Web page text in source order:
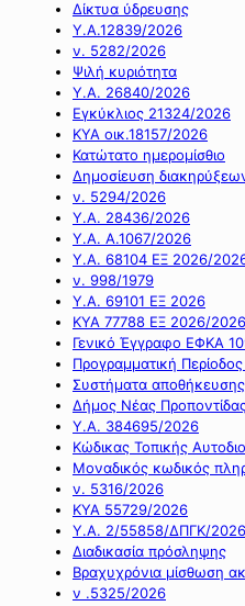
Δίκτυα ύδρευσης
Υ.Α.12839/2026
ν. 5282/2026
Ψιλή κυριότητα
Υ.Α. 26840/2026
Εγκύκλιος 21324/2026
ΚΥΑ οικ.18157/2026
Κατώτατο ημερομίσθιο
Δημοσίευση
ν. 5294/2026
Υ.Α. 28436/2026
Υ.Α. Α.1067/2026
Υ.Α. 68104 ΕΞ 2026/
ν. 998/1979
Υ.Α. 69101 ΕΞ 2026
ΚΥΑ 77788 ΕΞ 2026/2026
Γενικό Έγγραφο ΕΦΚΑ
Προγραμματική
Συστήματα αποθήκευσης
Δήμος Νέας
Υ.Α. 384695/2026
Κώδικας Τοπικής
Μοναδικός κωδικός
ν. 5316/2026
ΚΥΑ 55729/2026
Υ.Α. 2/55858/ΔΠΓΚ/2026
Διαδικασία πρόσληψης
Βραχυχρόνια μίσθωση
ν .5325/2026